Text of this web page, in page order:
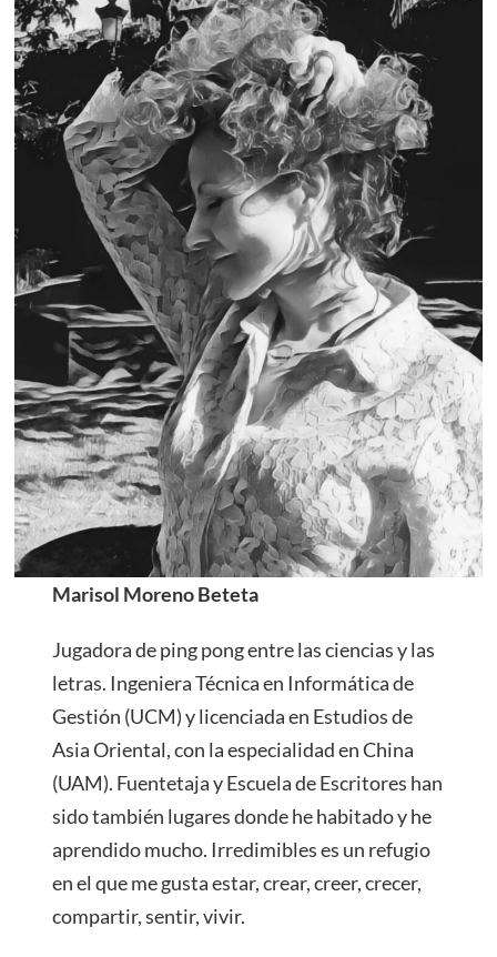
Marisol Moreno Beteta
Jugadora de ping pong entre las ciencias y las
letras. Ingeniera Técnica en Informática de
Gestión (UCM) y licenciada en Estudios de
Asia Oriental, con la especialidad en China
(UAM). Fuentetaja y Escuela de Escritores han
sido también lugares donde he habitado y he
aprendido mucho. Irredimibles es un refugio
en el que me gusta estar, crear, creer, crecer,
compartir, sentir, vivir.